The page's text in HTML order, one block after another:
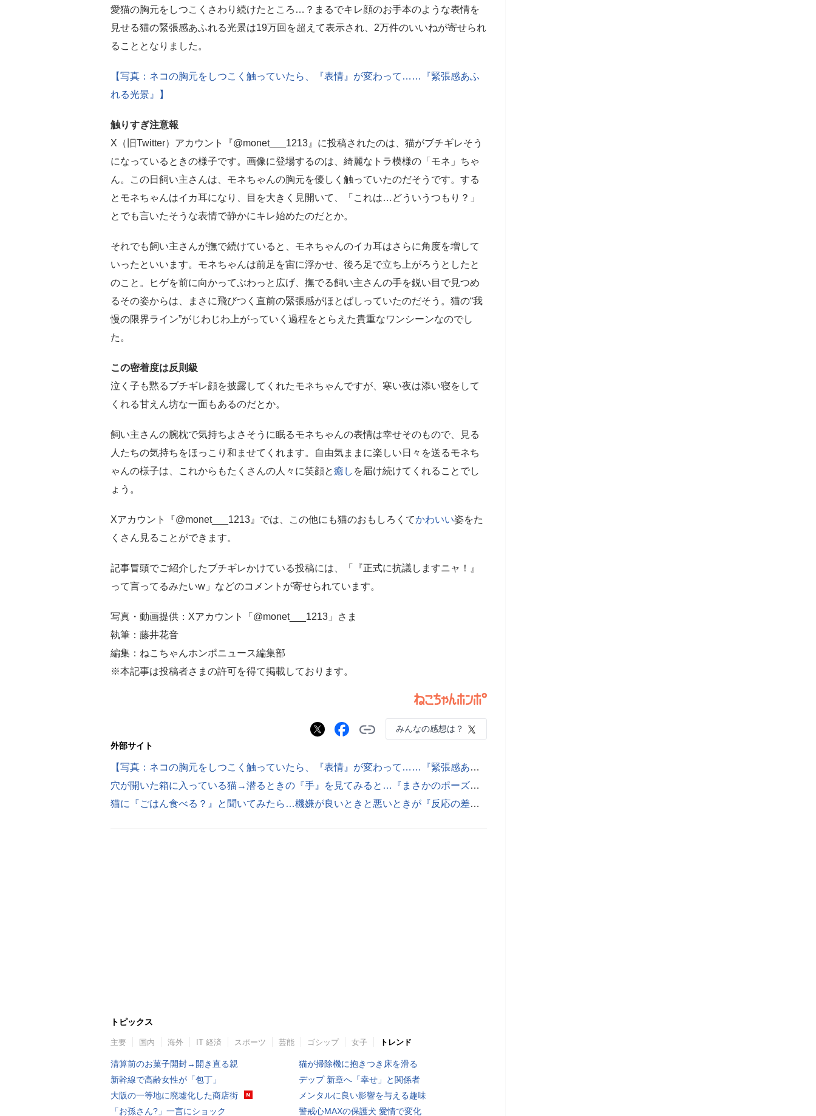
愛猫の胸元をしつこくさわり続けたところ…？まるでキレ顔のお手本のような表情を
見せる猫の緊張感あふれる光景は19万回を超えて表示され、2万件のいいねが寄せられ
ることとなりました。
【写真：ネコの胸元をしつこく触っていたら、『表情』が変わって……『緊張感あふ
れる光景』】
触りすぎ注意報
X（旧Twitter）アカウント『@monet___1213』に投稿されたのは、猫がブチギレそう
になっているときの様子です。画像に登場するのは、綺麗なトラ模様の「モネ」ちゃ
ん。この日飼い主さんは、モネちゃんの胸元を優しく触っていたのだそうです。する
とモネちゃんはイカ耳になり、目を大きく見開いて、「これは…どういうつもり？」
とでも言いたそうな表情で静かにキレ始めたのだとか。
それでも飼い主さんが撫で続けていると、モネちゃんのイカ耳はさらに角度を増して
いったといいます。モネちゃんは前足を宙に浮かせ、後ろ足で立ち上がろうとしたと
のこと。ヒゲを前に向かってぶわっと広げ、撫でる飼い主さんの手を鋭い目で見つめ
るその姿からは、まさに飛びつく直前の緊張感がほとばしっていたのだそう。猫の“我
慢の限界ライン”がじわじわ上がっていく過程をとらえた貴重なワンシーンなのでし
た。
この密着度は反則級
泣く子も黙るブチギレ顔を披露してくれたモネちゃんですが、寒い夜は添い寝をして
くれる甘えん坊な一面もあるのだとか。
飼い主さんの腕枕で気持ちよさそうに眠るモネちゃんの表情は幸せそのもので、見る
人たちの気持ちをほっこり和ませてくれます。自由気ままに楽しい日々を送るモネち
ゃんの様子は、これからもたくさんの人々に笑顔と癒し を届け続けてくれることでし
ょう。
Xアカウント『@monet___1213』では、この他にも猫のおもしろくてかわいい姿をた
くさん見ることができます。
記事冒頭でご紹介したブチギレかけている投稿には、「『正式に抗議しますニャ！』
って言ってるみたいw」などのコメントが寄せられています。
写真・動画提供：Xアカウント「@monet___1213」さま
執筆：藤井花音
編集：ねこちゃんホンポニュース編集部
※本記事は投稿者さまの許可を得て掲載しております。
みんなの感想は？
外部サイト
【写真：ネコの胸元をしつこく触っていたら、『表情』が変わって……『緊張感あふれる光景』】
穴が開いた箱に入っている猫→潜るときの『手』を見てみると…『まさかのポーズ』がたまらないと228万表示「可愛すぎて声でたｗｗ」
猫に『ごはん食べる？』と聞いてみたら…機嫌が良いときと悪いときが『反応の差』に爆笑の声「わかりやすいｗｗ」「ハッキリしてるねｗ」
トピックス
主要 国内 海外 IT 経済 スポーツ 芸能 ゴシップ 女子 トレンド
清算前のお菓子開封→開き直る親
新幹線で高齢女性が「包丁」
大阪の一等地に廃墟化した商店街
「お孫さん?」一言にショック
猫が掃除機に抱きつき床を滑る
デップ 新章へ「幸せ」と関係者
メンタルに良い影響を与える趣味
警戒心MAXの保護犬 愛情で変化